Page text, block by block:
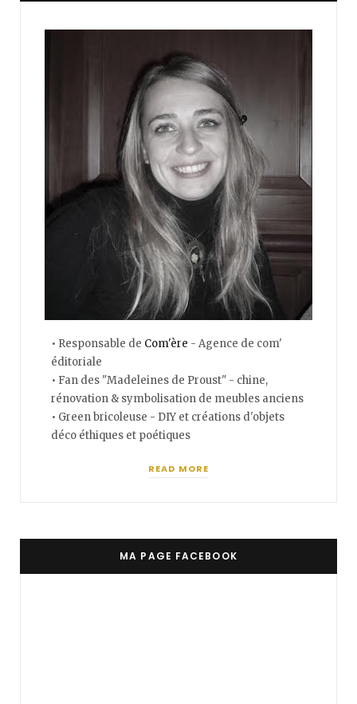
• Responsable de Com'ère - Agence de com'
éditoriale
• Fan des "Madeleines de Proust" - chine,
rénovation & symbolisation de meubles anciens
• Green bricoleuse - DIY et créations d'objets
déco éthiques et poétiques
READ MORE
MA PAGE FACEBOOK